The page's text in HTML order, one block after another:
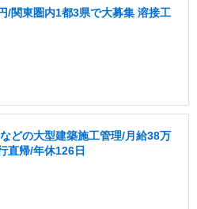
/関東圏内1都3県で大募集 溶接工
どの大型建築施工管理/月給38万
直帰/年休126日